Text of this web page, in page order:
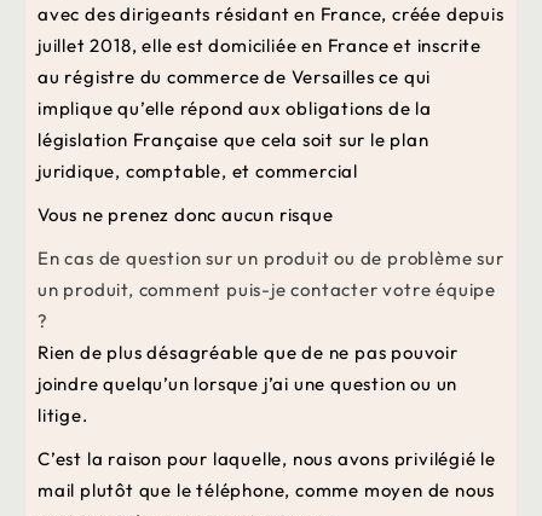
avec des dirigeants résidant en France, créée depuis
juillet 2018, elle est domiciliée en France et inscrite
au régistre du commerce de Versailles ce qui
implique qu’elle répond aux obligations de la
législation Française que cela soit sur le plan
juridique, comptable, et commercial
Vous ne prenez donc aucun risque
En cas de question sur un produit ou de problème sur
un produit, comment puis-je contacter votre équipe
?
Rien de plus désagréable que de ne pas pouvoir
joindre quelqu’un lorsque j’ai une question ou un
litige.
C’est la raison pour laquelle, nous avons privilégié le
mail plutôt que le téléphone, comme moyen de nous